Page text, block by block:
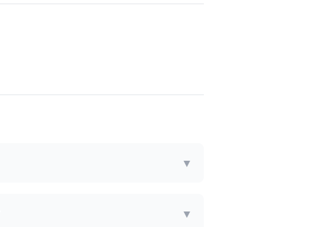
▼
▼